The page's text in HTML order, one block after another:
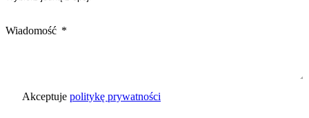
Wiadomość
Akceptuje politykę prywatności